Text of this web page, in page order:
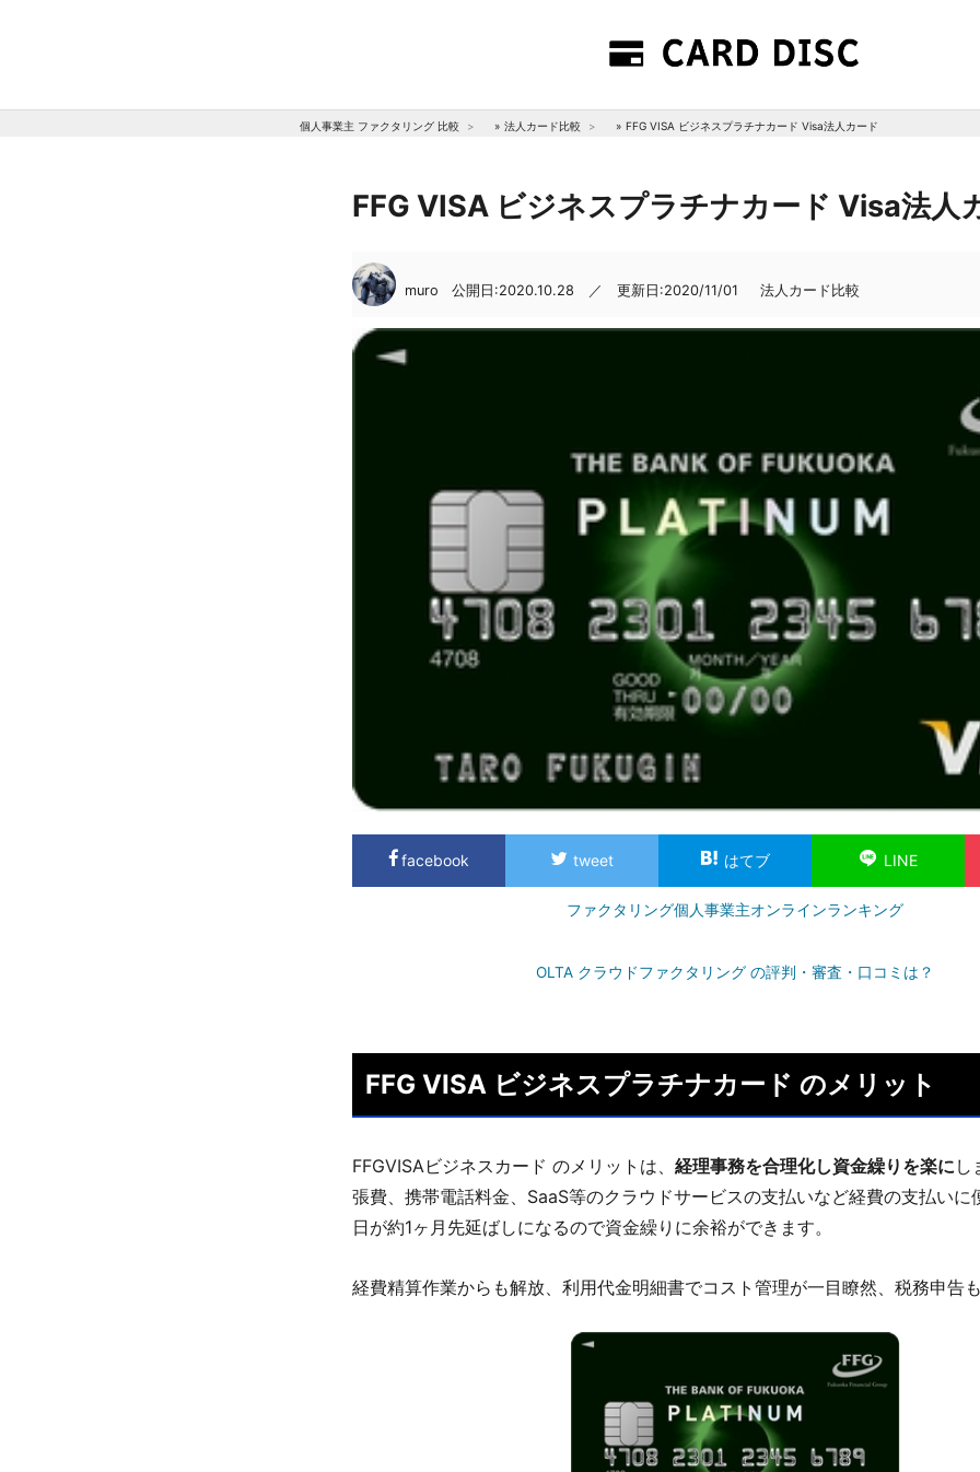
個人事業主 ファクタリング 比較 » 法人カード比較 » FFG VISA ビジネスプラチナカード Visa法人カード
FFG VISA ビジネスプラチナカード Visa法人
muro 公開日:2020.10.28 ／ 更新日:2020/11/01 法人カード比較
facebook tweet はてブ LINE
ファクタリング個人事業主オンラインランキング
OLTA クラウドファクタリング の評判・審査・口コミは？
FFG VISA ビジネスプラチナカード のメリット
FFGVISAビジネスカード のメリットは、 経理事務を合理化し資金繰りを楽に し
張費、携帯電話料金、SaaS等のクラウドサービスの支払いなど経費の支払いに
日が約1ヶ月先延ばしになるので資金繰りに余裕ができます。
経費精算作業からも解放、利用代金明細書でコスト管理が一目瞭然、税務申告